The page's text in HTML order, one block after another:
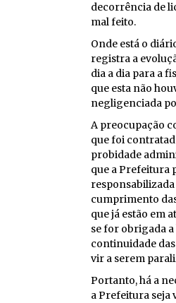
decorrência de
mal feito.
Onde está o
registra a
dia a dia para a
que esta não
negligenciada
A preocupação
que foi
probidade
que a Prefeitura
cumprimento
que já estão em
se for obrigada a
continuidade
vir a serem
Portanto, há a
a Prefeitura seja